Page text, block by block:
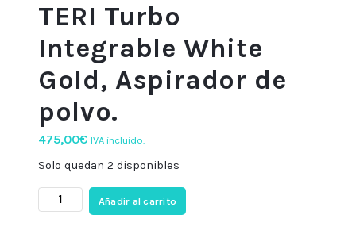
TERI Turbo
Integrable White
Gold, Aspirador de
polvo.
475,00€ IVA incluido.
Solo quedan 2 disponibles
TERI
Turbo
Añadir al carrito